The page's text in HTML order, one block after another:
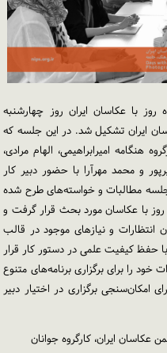
روز با عکاسان ایران روز چهارشنبه
ایران تشکیل شد. در این جلسه که
‌امیرابراهیمی، الهام مرادی،
و محمد مهرآرا با حضور دبیر کار
جلسه مطالبات و خواسته‌های طرح شده
با عکاسان مورد بحث قرار گرفت و
انتظارات و نیازهای موجود در قالب
حفظ کیفیت علمی در دستور کار قرار
را برای برگزاری برنامه‌های متنوع
امکان‌سنجی برگزاری در اختیار دبیر
عکاسان ایران، کارگروه جوانان